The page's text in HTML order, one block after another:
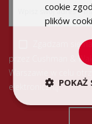
Zgadzam się
przez Cushman &
Warszawie w celu
elektroniczną.
cookie
plików
POKAŻ